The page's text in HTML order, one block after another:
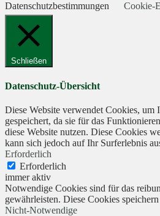
Datenschutzbestimmungen
Cookie-
Schließen
Datenschutz-Übersicht
Diese Website verwendet Cookies,
gespeichert, da sie für das
diese Website nutzen. Diese Cookies
kann sich jedoch auf Ihr Surferlebnis
Erforderlich
Erforderlich
immer aktiv
Notwendige Cookies sind für das
gewährleisten. Diese Cookies
Nicht-Notwendige